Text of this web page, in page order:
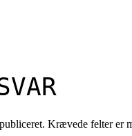
Krævede felter er